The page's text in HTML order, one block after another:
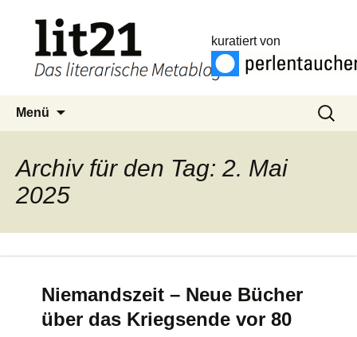
kuratiert von
Menü
Suchen
nach:
Archiv für den Tag: 2. Mai
2025
Niemandszeit – Neue Bücher
über das Kriegsende vor 80